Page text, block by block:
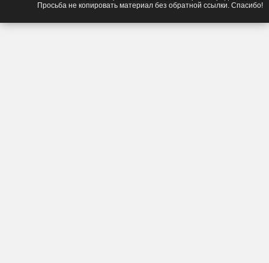
Просьба не копировать материал без обратной ссылки. Спасибо!